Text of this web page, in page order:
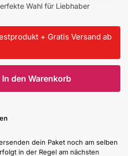
Wahl für Liebhaber
+ Gratis Versand ab
In den Warenkorb
dein Paket noch am selben
in der Regel am nächsten